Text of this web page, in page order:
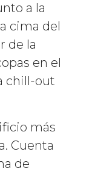
a la
cima del
de la
en el
chill-out
más
Cuenta
de